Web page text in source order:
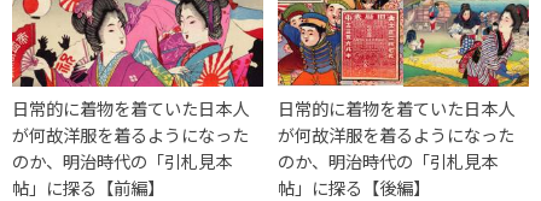
日常的に着物を着ていた日本人
が何故洋服を着るようになった
のか、明治時代の「引札見本
帖」に探る【前編】
日常的に着物を着ていた日本人
が何故洋服を着るようになった
のか、明治時代の「引札見本
帖」に探る【後編】